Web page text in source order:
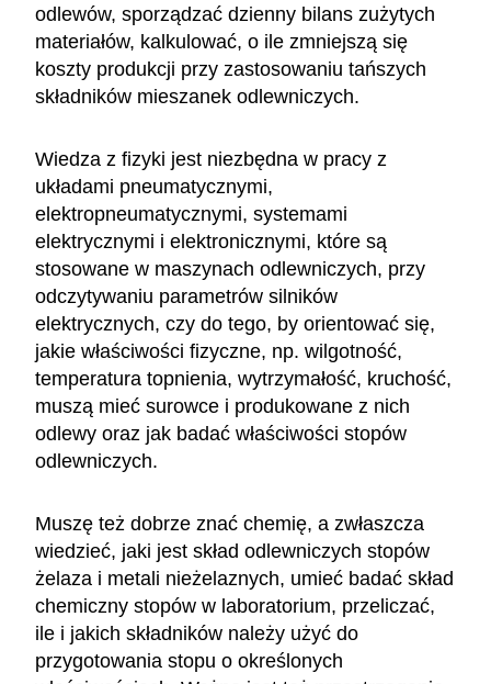
odlewów, sporządzać dzienny bilans zużytych
materiałów, kalkulować, o ile zmniejszą się
koszty produkcji przy zastosowaniu tańszych
składników mieszanek odlewniczych.
Wiedza z fizyki jest niezbędna w pracy z
układami pneumatycznymi,
elektropneumatycznymi, systemami
elektrycznymi i elektronicznymi, które są
stosowane w maszynach odlewniczych, przy
odczytywaniu parametrów silników
elektrycznych, czy do tego, by orientować się,
jakie właściwości fizyczne, np. wilgotność,
temperatura topnienia, wytrzymałość, kruchość,
muszą mieć surowce i produkowane z nich
odlewy oraz jak badać właściwości stopów
odlewniczych.
Muszę też dobrze znać chemię, a zwłaszcza
wiedzieć, jaki jest skład odlewniczych stopów
żelaza i metali nieżelaznych, umieć badać skład
chemiczny stopów w laboratorium, przeliczać,
ile i jakich składników należy użyć do
przygotowania stopu o określonych